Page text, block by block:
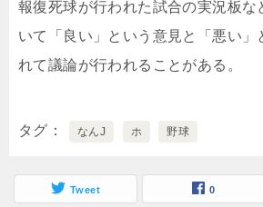
報復死球が行われた試合の実況板な
いて「良い」という意見と「悪い」
れて議論が行われることがある。
タグ なんJ ホ 野球
Tweet 0